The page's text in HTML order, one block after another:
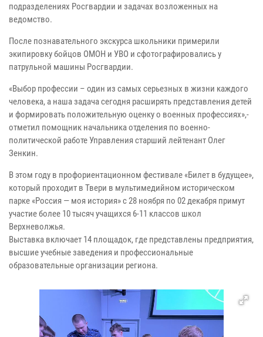
подразделениях Росгвардии и задачах возложенных на
ведомство.
После познавательного экскурса школьники примерили
экипировку бойцов ОМОН и УВО и сфотографировались у
патрульной машины Росгвардии.
«Выбор профессии – один из самых серьезных в жизни каждого
человека, а наша задача сегодня расширять представления детей
и формировать положительную оценку о военных профессиях»,-
отметил помощник начальника отделения по военно-
политической работе Управления старший лейтенант Олег
Зенкин.
В этом году в профориентационном фестивале «Билет в будущее»,
который проходит в Твери в мультимедийном историческом
парке «Россия — моя история» с 28 ноября по 02 декабря примут
участие более 10 тысяч учащихся 6-11 классов школ
Верхневолжья.
Выставка включает 14 площадок, где представлены предприятия,
высшие учебные заведения и профессиональные
образовательные организации региона.